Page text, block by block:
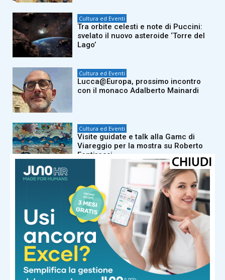
Cultura ed Eventi
Tra orbite celesti e note di Puccini:
svelato il nuovo asteroide ‘Torre del
Lago’
Cultura ed Eventi
Lucca@Europa, prossimo incontro
con il monaco Adalberto Mainardi
Cultura ed Eventi
Visite guidate e talk alla Gamc di
Viareggio per la mostra su Roberto
Fontirossi
Cultura ed Eventi
Guida responsabile, si conclude il
progetto Road4Life
Cultura ed Eventi
Fondazione Carnevale di Viareggio,
si chiude l’era Marcucci: il plauso
della Regione Toscana per il
decennio di presidenza